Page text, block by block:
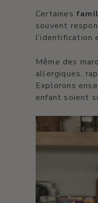
Certaines
souvent
l’identification
Même des
allergiques,
Explorons
enfant soient